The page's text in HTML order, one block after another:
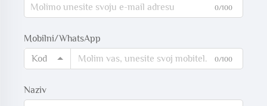
0/100
Mobilni/WhatsApp
Kod
0/100
Naziv